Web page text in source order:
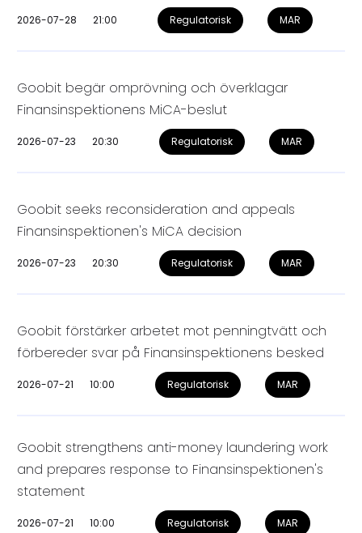
2026-07-28 21:00 Regulatorisk MAR
Goobit begär omprövning och överklagar
Finansinspektionens MiCA-beslut
2026-07-23 20:30 Regulatorisk MAR
Goobit seeks reconsideration and appeals
Finansinspektionen's MiCA decision
2026-07-23 20:30 Regulatorisk MAR
Goobit förstärker arbetet mot penningtvätt och
förbereder svar på Finansinspektionens besked
2026-07-21 10:00 Regulatorisk MAR
Goobit strengthens anti-money laundering work
and prepares response to Finansinspektionen's
statement
2026-07-21 10:00 Regulatorisk MAR